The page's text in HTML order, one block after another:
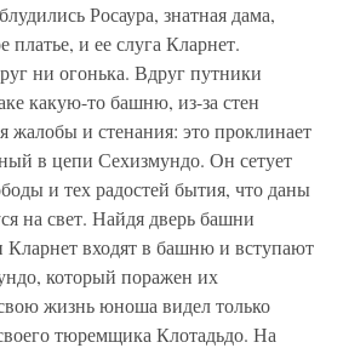
Росаура, знатная дама,
платье, и ее слуга Кларнет.
ни огонька. Вдруг путники
какую-то башню, из-за стен
жалобы и стенания: это проклинает
в цепи Сехизмундо. Он сетует
и тех радостей бытия, что даны
на свет. Найдя дверь башни
Кларнет входят в башню и вступают
который поражен их
жизнь юноша видел только
тюремщика Клотадьдо. На